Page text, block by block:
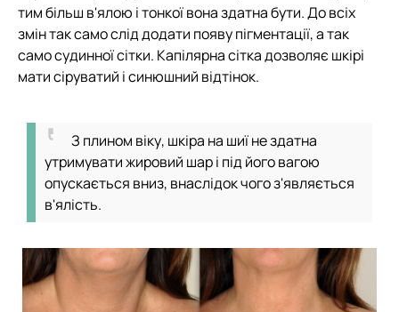
тим більш в'ялою і тонкої вона здатна бути. До всіх
змін так само слід додати появу пігментації, а так
само судинної сітки. Капілярна сітка дозволяє шкірі
мати сіруватий і синюшний відтінок.
З плином віку, шкіра на шиї не здатна
утримувати жировий шар і під його вагою
опускається вниз, внаслідок чого з'являється
в'ялість.